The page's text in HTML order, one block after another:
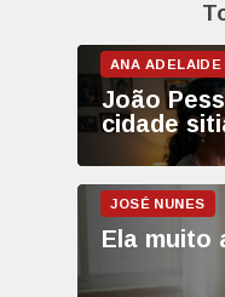
João
cidade
Ela muito